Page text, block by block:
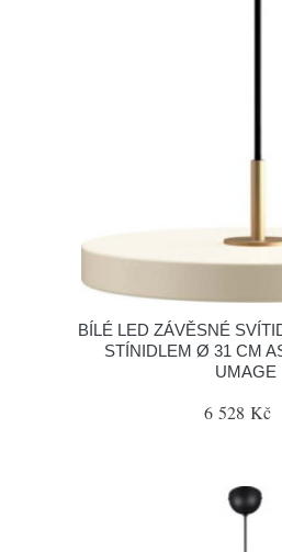
BÍLÉ LED ZÁVĚSNÉ
STÍNIDLEM Ø 31 CM
UMAGE
6 528 Kč